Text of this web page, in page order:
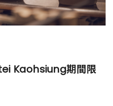
Kaohsiung期間限